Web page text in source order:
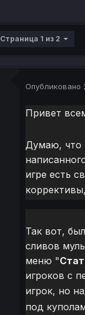
Страница 1 из 2
Опубликовано
Привет
Думаю, что
игре есть
Так вот,
сливов
меню "
игроков с
игрок, но
под